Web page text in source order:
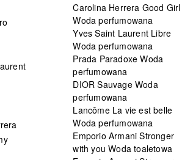
Carolina Herrera Good Girl
Woda perfumowana
Yves Saint Laurent Libre
Woda perfumowana
Prada Paradoxe Woda
perfumowana
DIOR Sauvage Woda
perfumowana
Lancôme La vie est belle
Woda perfumowana
Emporio Armani Stronger
with you Woda toaletowa